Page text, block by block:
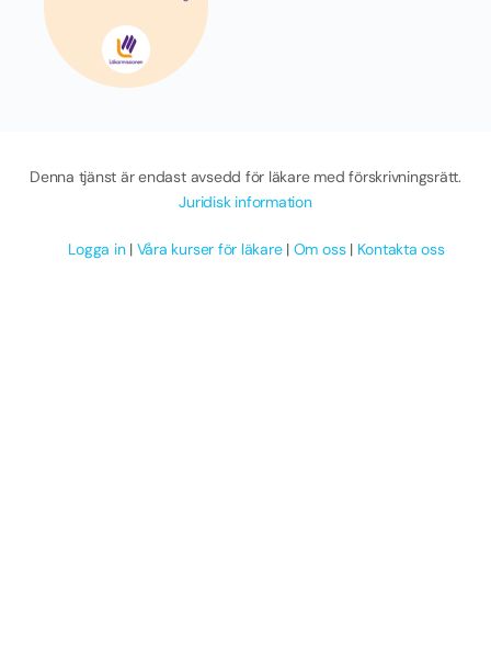
Denna tjänst är endast avsedd för läkare med förskrivningsrätt.
Juridisk information
Logga in| Våra kurser för läkare| Om oss| Kontakta oss